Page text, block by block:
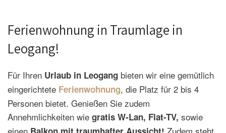
Ferienwohnung in Traumlage in
Leogang!
Für Ihren Urlaub in Leogang bieten wir eine gemütlich
eingerichtete Ferienwohnung, die Platz für 2 bis 4
Personen bietet. Genießen Sie zudem
Annehmlichkeiten wie gratis W-Lan, Flat-TV, sowie